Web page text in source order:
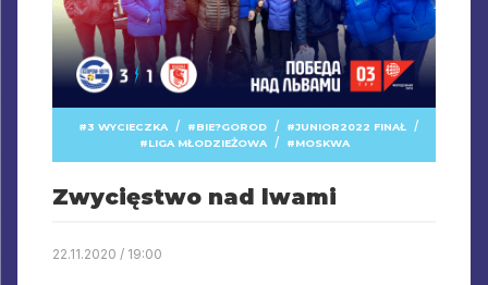
3 WYCIECZKA / BIE?GOROD / JUNIOR2022 FINAŁ /
LIGA MŁODZIEŻOWA / MOSKWA
Zwycięstwo nad lwami
22.11.2020 / 19:00